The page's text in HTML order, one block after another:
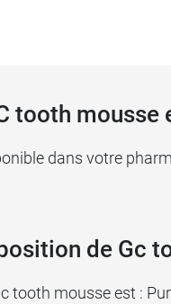
tooth mousse
dans votre
de Gc
tooth mousse est :